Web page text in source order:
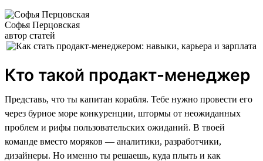
Софья Перцовская
автор статей
Кто такой продакт-менеджер
Представь, что ты капитан корабля. Тебе нужно провести его
через бурное море конкуренции, штормы от неожиданных
проблем и рифы пользовательских ожиданий. В твоей
команде вместо моряков — аналитики, разработчики,
дизайнеры. Но именно ты решаешь, куда плыть и как